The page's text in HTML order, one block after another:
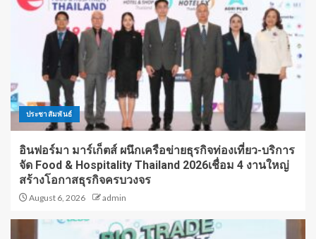
ประชาสัมพันธ์
อินฟอร์มา มาร์เก็ตส์ ผนึกเครือข่ายธุรกิจท่องเที่ยว-บริการ
จัด Food & Hospitality Thailand 2026เชื่อม 4 งานใหญ่
สร้างโอกาสธุรกิจครบวงจร
August 6, 2026 admin